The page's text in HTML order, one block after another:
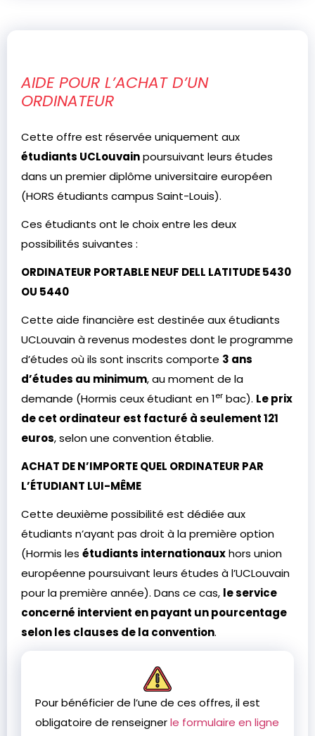
AIDE POUR L’ACHAT D’UN
ORDINATEUR
Cette offre est réservée uniquement aux
étudiants UCLouvainpoursuivant leurs études
dans un premier diplôme universitaire européen
(HORS étudiants campus Saint-Louis).
Ces étudiants ont le choix entre les deux
possibilités suivantes :
ORDINATEUR PORTABLE NEUF DELL LATITUDE 5430
OU 5440
Cette aide financière est destinée aux étudiants
UCLouvain à revenus modestes dont le programme
d’études où ils sont inscrits comporte 3 ans
d’études au minimum, au moment de la
demande (Hormis ceux étudiant en 1er bac). Le prix
de cet ordinateur est facturé à seulement 121
euros, selon une convention établie.
ACHAT DE N’IMPORTE QUEL ORDINATEUR PAR
L’ÉTUDIANT LUI-MÊME
Cette deuxième possibilité est dédiée aux
étudiants n’ayant pas droit à la première option
(Hormis les étudiants internationauxhors union
européenne poursuivant leurs études à l’UCLouvain
pour la première année). Dans ce cas, le service
concerné intervient en payant un pourcentage
selon les clauses de la convention.
Pour bénéficier de l’une de ces offres, il est
obligatoire de renseignerle formulaire en ligne